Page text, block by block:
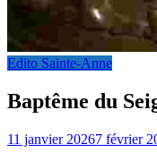
Edito Sainte-Anne
Baptême du
11 janvier 20267 février